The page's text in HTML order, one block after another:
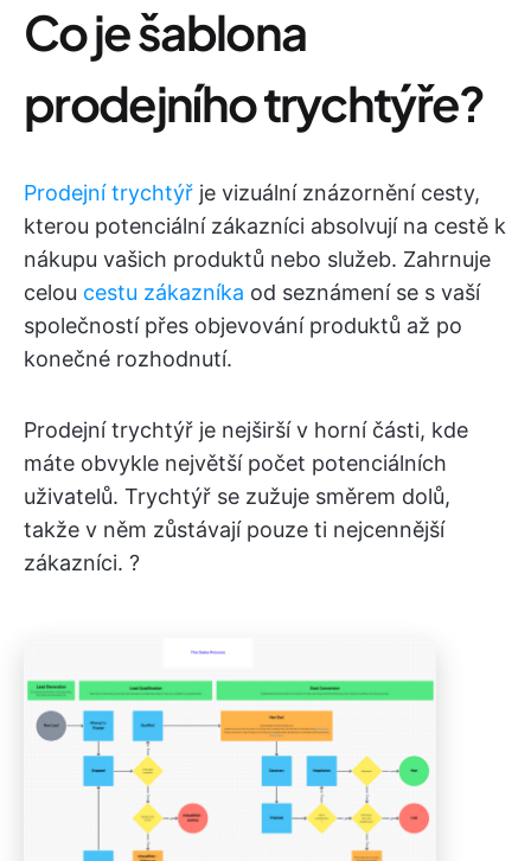
Co je šablona
prodejního trychtýře?
Prodejní trychtýř je vizuální znázornění cesty,
kterou potenciální zákazníci absolvují na cestě k
nákupu vašich produktů nebo služeb. Zahrnuje
celou cestu zákazníka od seznámení se s vaší
společností přes objevování produktů až po
konečné rozhodnutí.
Prodejní trychtýř je nejširší v horní části, kde
máte obvykle největší počet potenciálních
uživatelů. Trychtýř se zužuje směrem dolů,
takže v něm zůstávají pouze ti nejcennější
zákazníci. ?